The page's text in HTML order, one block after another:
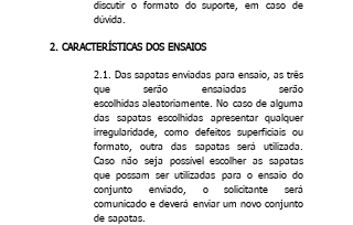
discutir o formato do suporte, em caso de
dúvida.
2. CARACTERÍSTICAS DOS ENSAIOS
2.1. Das sapatas enviadas para ensaio, as três
que serão ensaiadas serão
escolhidas aleatoriamente. No caso de alguma
das sapatas escolhidas apresentar qualquer
irregularidade, como defeitos superficiais ou
formato, outra das sapatas será utilizada.
Caso não seja possível escolher as sapatas
que possam ser utilizadas para o ensaio do
conjunto enviado, o solicitante será
comunicado e deverá enviar um novo conjunto
de sapatas.